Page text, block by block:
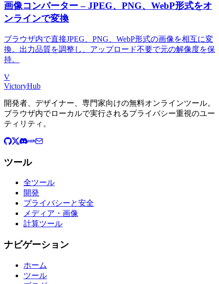
画像コンバーター – JPEG、PNG、WebP形式をオ
ンラインで変換
ブラウザ内で直接JPEG、PNG、WebP形式の画像を相互に変
換。出力品質を調整し、アップロード不要で元の解像度を保
持。
V
VictoryHub
開発者、デザイナー、専門家向けの無料オンラインツール。
ブラウザ内でローカルで実行されるプライバシー重視のユー
ティリティ。
ツール
全ツール
開発
プライバシーと安全
メディア・画像
計算ツール
ナビゲーション
ホーム
ツール